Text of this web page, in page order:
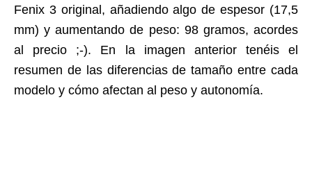
Fenix 3 original, añadiendo algo de espesor (17,5
mm) y aumentando de peso: 98 gramos, acordes
al precio ;-). En la imagen anterior tenéis el
resumen de las diferencias de tamaño entre cada
modelo y cómo afectan al peso y autonomía.